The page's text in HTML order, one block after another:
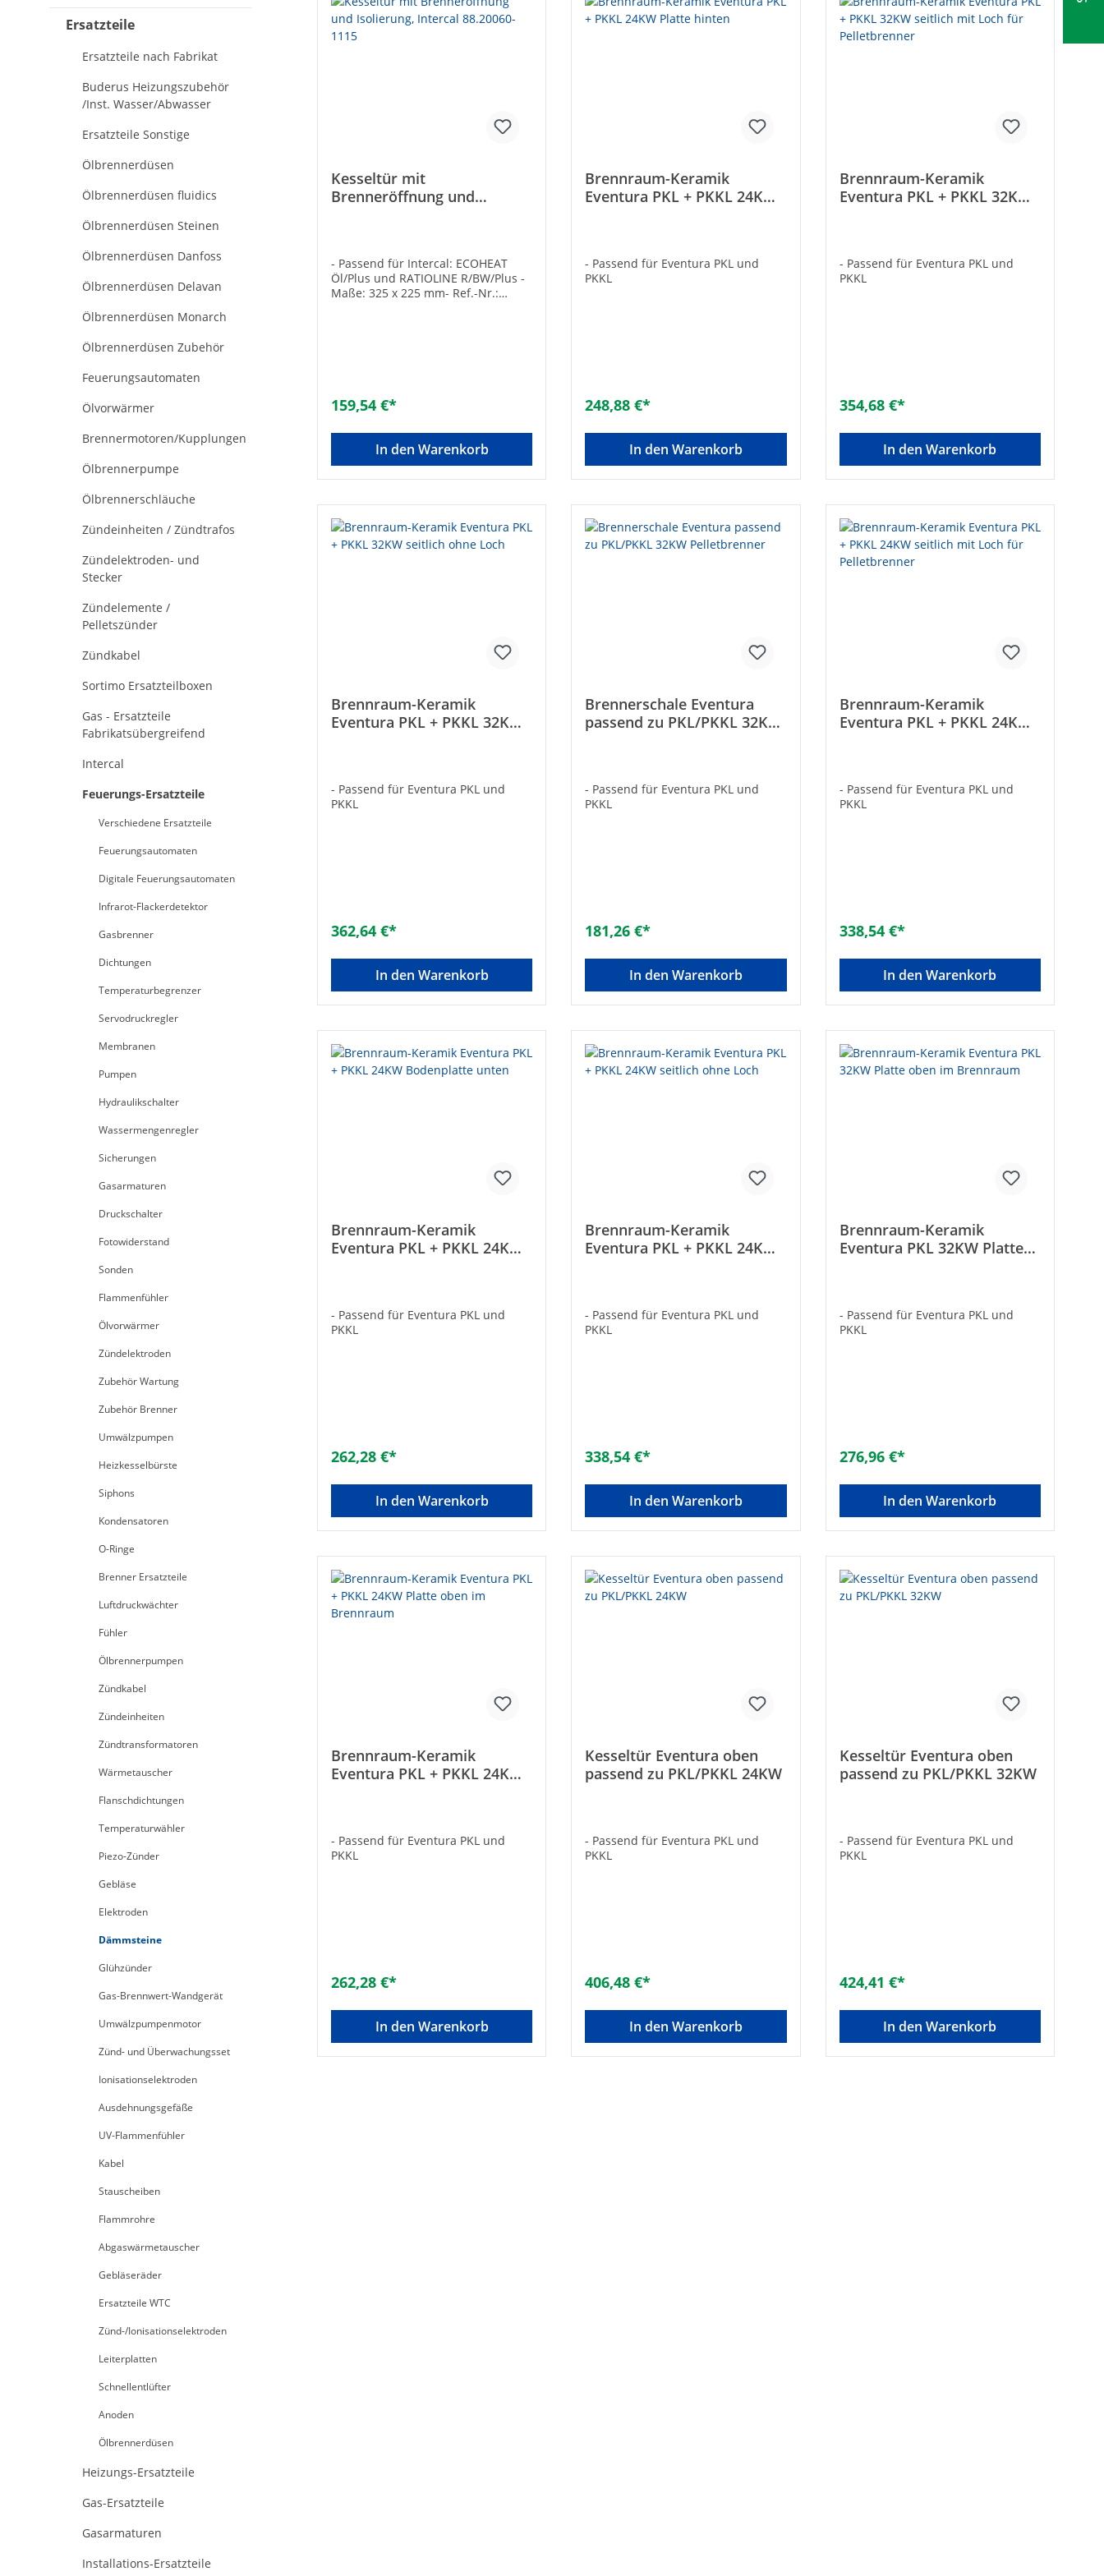
Ersatzteile
Ersatzteile nach Fabrikat
Buderus Heizungszubehör
/Inst. Wasser/Abwasser
Ersatzteile Sonstige
Ölbrennerdüsen
Ölbrennerdüsen fluidics
Ölbrennerdüsen Steinen
Ölbrennerdüsen Danfoss
Ölbrennerdüsen Delavan
Ölbrennerdüsen Monarch
Ölbrennerdüsen Zubehör
Feuerungsautomaten
Ölvorwärmer
Brennermotoren/Kupplungen
Ölbrennerpumpe
Ölbrennerschläuche
Zündeinheiten / Zündtrafos
Zündelektroden- und
Stecker
Zündelemente /
Pelletszünder
Zündkabel
Sortimo Ersatzteilboxen
Gas - Ersatzteile
Fabrikatsübergreifend
Intercal
Feuerungs-Ersatzteile
Verschiedene Ersatzteile
Feuerungsautomaten
Digitale Feuerungsautomaten
Infrarot-Flackerdetektor
Gasbrenner
Dichtungen
Temperaturbegrenzer
Servodruckregler
Membranen
Pumpen
Hydraulikschalter
Wassermengenregler
Sicherungen
Gasarmaturen
Druckschalter
Fotowiderstand
Sonden
Flammenfühler
Ölvorwärmer
Zündelektroden
Zubehör Wartung
Zubehör Brenner
Umwälzpumpen
Heizkesselbürste
Siphons
Kondensatoren
O-Ringe
Brenner Ersatzteile
Luftdruckwächter
Fühler
Ölbrennerpumpen
Zündkabel
Zündeinheiten
Zündtransformatoren
Wärmetauscher
Flanschdichtungen
Temperaturwähler
Piezo-Zünder
Gebläse
Elektroden
Dämmsteine
Glühzünder
Gas-Brennwert-Wandgerät
Umwälzpumpenmotor
Zünd- und Überwachungsset
Ionisationselektroden
Ausdehnungsgefäße
UV-Flammenfühler
Kabel
Stauscheiben
Flammrohre
Abgaswärmetauscher
Gebläseräder
Ersatzteile WTC
Zünd-/Ionisationselektroden
Leiterplatten
Schnellentlüfter
Anoden
Ölbrennerdüsen
Heizungs-Ersatzteile
Gas-Ersatzteile
Gasarmaturen
Installations-Ersatzteile
Kesseltür mit
Brenneröffnung und
- Passend für Intercal: ECOHEAT
Öl/Plus und RATIOLINE R/BW/Plus -
Maße: 325 x 225 mm- Ref.-Nr.:
159,54 €*
In den Warenkorb
Brennraum-Keramik
Eventura PKL + PKKL 24KW
- Passend für Eventura PKL und
PKKL
248,88 €*
In den Warenkorb
Brennraum-Keramik
Eventura PKL + PKKL 32KW
- Passend für Eventura PKL und
PKKL
354,68 €*
In den Warenkorb
Brennraum-Keramik
Eventura PKL + PKKL 32KW
- Passend für Eventura PKL und
PKKL
362,64 €*
In den Warenkorb
Brennerschale Eventura
passend zu PKL/PKKL 32KW
- Passend für Eventura PKL und
PKKL
181,26 €*
In den Warenkorb
Brennraum-Keramik
Eventura PKL + PKKL 24KW
- Passend für Eventura PKL und
PKKL
338,54 €*
In den Warenkorb
Brennraum-Keramik
Eventura PKL + PKKL 24KW
- Passend für Eventura PKL und
PKKL
262,28 €*
In den Warenkorb
Brennraum-Keramik
Eventura PKL + PKKL 24KW
- Passend für Eventura PKL und
PKKL
338,54 €*
In den Warenkorb
Brennraum-Keramik
Eventura PKL 32KW Platte
- Passend für Eventura PKL und
PKKL
276,96 €*
In den Warenkorb
Brennraum-Keramik
Eventura PKL + PKKL 24KW
- Passend für Eventura PKL und
PKKL
262,28 €*
In den Warenkorb
Kesseltür Eventura oben
passend zu PKL/PKKL 24KW
- Passend für Eventura PKL und
PKKL
406,48 €*
In den Warenkorb
Kesseltür Eventura oben
passend zu PKL/PKKL 32KW
- Passend für Eventura PKL und
PKKL
424,41 €*
In den Warenkorb